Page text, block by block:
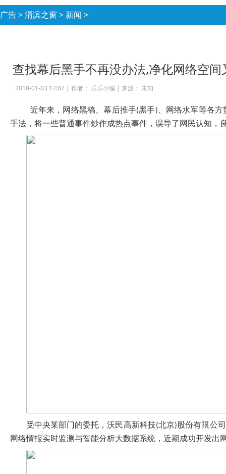
广告>渭滨之窗 > 新闻 >
查找幕后黑手不再没办法,净化网络空间
2018-01-03 17:07 | 作者： 乐乐小编 | 来源： 未知
近年来，网络黑稿、幕后推手(黑手) 、网络水军等各
手法，将一些普通事件炒作成热点事件，误导了网民认知，
受中央某部门的委托，沃民高新科技(北京) 股份有限公
网络情报实时监测与智能分析大数据系统，近期成功开发